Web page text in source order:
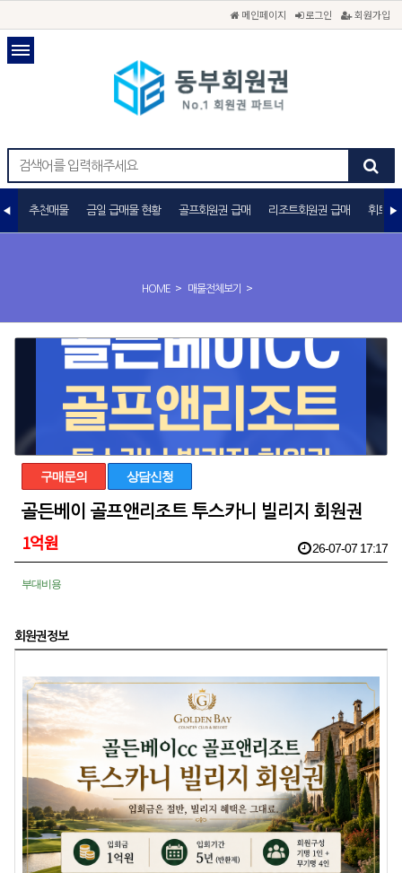
메인페이지 로그인 회원가입
HOME > 매물전체보기 >
추천매물 금일 급매물 현황 골프회원권 급매 리조트회원권 급매 휘트니
구매문의 상담신청
골든베이 골프앤리조트 투스카니 빌리지 회원권
1억원
부대비용
26-07-07 17:17
회원권정보